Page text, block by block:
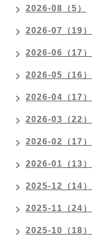
2026-08（5）
2026-07（19）
2026-06（17）
2026-05（16）
2026-04（17）
2026-03（22）
2026-02（17）
2026-01（13）
2025-12（14）
2025-11（24）
2025-10（18）